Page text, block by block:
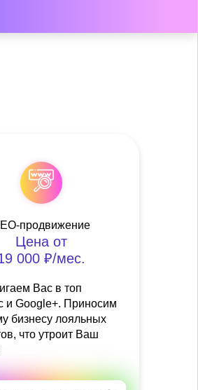
продвижение
Цена от
000 ₽/мес.
Вас в топ
и Google+. Приносим
бизнесу лояльных
что утроит Ваш